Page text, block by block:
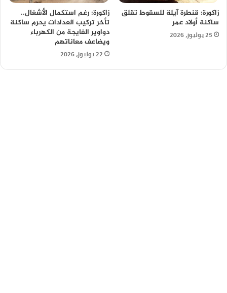
زاكورة: قنطرة آيلة للسقوط تقلق
ساكنة أولاد عمر
25 يوليوز، 2026
زاكورة: رغم استكمال الأشغال..
تأخر تركيب العدادات يحرم ساكنة
دواوير الفايجة من الكهرباء
ويضاعف معاناتهم
22 يوليوز، 2026